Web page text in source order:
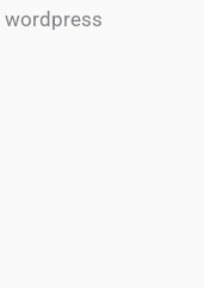
wordpress